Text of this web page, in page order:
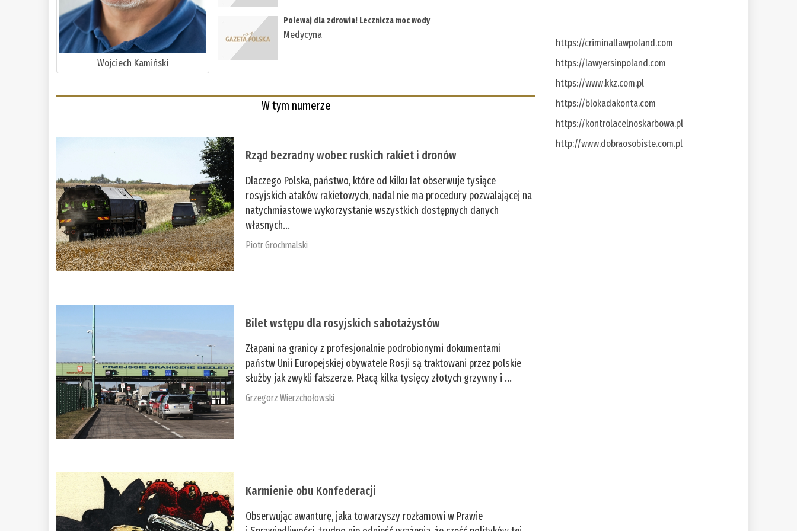
Wojciech Kamiński
Polewaj dla zdrowia! Lecznicza moc wody
Medycyna
W tym numerze
Rząd bezradny wobec ruskich rakiet i dronów
Dlaczego Polska, państwo, które od kilku lat obserwuje tysiące
rosyjskich ataków rakietowych, nadal nie ma procedury pozwalającej na
natychmiastowe wykorzystanie wszystkich dostępnych danych
własnych...
Piotr Grochmalski
Bilet wstępu dla rosyjskich sabotażystów
Złapani na granicy z profesjonalnie podrobionymi dokumentami
państw Unii Europejskiej obywatele Rosji są traktowani przez polskie
służby jak zwykli fałszerze. Płacą kilka tysięcy złotych grzywny i ...
Grzegorz Wierzchołowski
Karmienie obu Konfederacji
Obserwując awanturę, jaka towarzyszy rozłamowi w Prawie
https://criminallawpoland.com
https://lawyersinpoland.com
https://www.kkz.com.pl
https://blokadakonta.com
https://kontrolacelnoskarbowa.pl
http://www.dobraosobiste.com.pl